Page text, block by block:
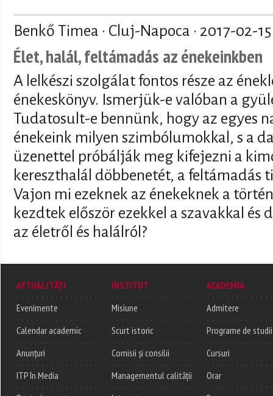
Benkő Timea · Cluj-Napoca · 2017-02-15
Élet, halál, feltámadás az énekeinkben
A lelkészi szolgálat fontos része az
énekeskönyv. Ismerjük-e valóban a
Tudatosult-e bennünk, hogy az egyes
énekeink milyen szimbólumokkal, s a
üzenettel próbálják meg kifejezni a
kereszthalál döbbenetét, a feltámadás
Vajon mi ezeknek az énekeknek a
kezdtek először ezekkel a szavakkal és
az életről és halálról?
ACTUALITĂȚI
Evenimente
Calendar academic
Anunțuri
ITP în Media
INSTITUT
Misiune
Scurt istoric
Comisii și consilii
Managementul calității
ACADEMIA
Admitere
Programe de studii
Cursuri
Orar